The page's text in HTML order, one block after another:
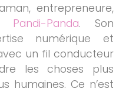
entrepreneure,
Pandi-Panda. Son
numérique et
un fil conducteur
les choses plus
humaines. Ce n’est